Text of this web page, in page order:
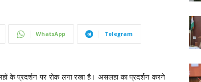
WhatsApp Telegram
के प्रदर्शन पर रोक लगा रखा है। असलहा का प्रदर्शन करने